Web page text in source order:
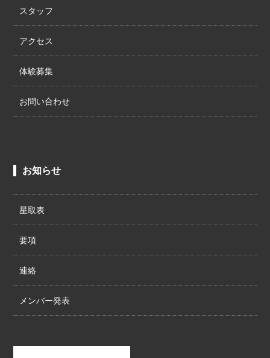
スタッフ
アクセス
体験募集
お問い合わせ
お知らせ
星取表
要項
連絡
メンバー発表